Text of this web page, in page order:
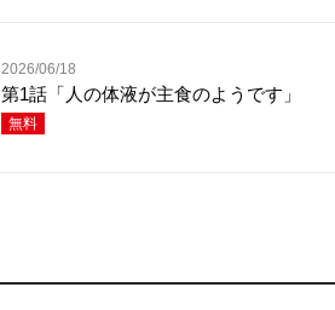
2026/06/18
第1話「人の体液が主食のようです」
無料